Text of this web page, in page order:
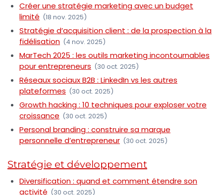
Créer une stratégie marketing avec un budget
limité (18 nov. 2025)
Stratégie d’acquisition client : de la prospection à la
fidélisation (4 nov. 2025)
MarTech 2025 : les outils marketing incontournables
pour entrepreneurs (30 oct. 2025)
Réseaux sociaux B2B : LinkedIn vs les autres
plateformes (30 oct. 2025)
Growth hacking : 10 techniques pour exploser votre
croissance (30 oct. 2025)
Personal branding : construire sa marque
personnelle d’entrepreneur (30 oct. 2025)
Stratégie et développement
Diversification : quand et comment étendre son
activité (30 oct. 2025)